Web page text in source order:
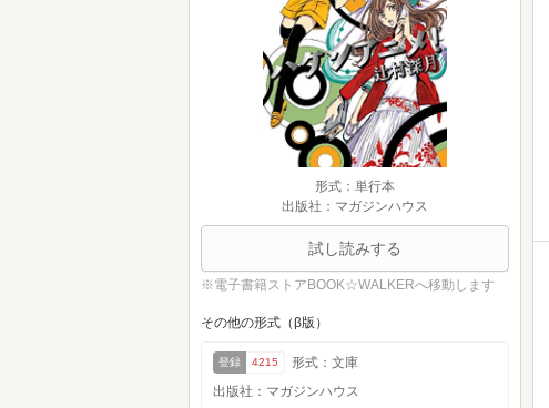
形式：単行本
出版社：マガジンハウス
試し読みする
※電子書籍ストアBOOK☆WALKERへ移動します
その他の形式（β版）
登録 4215
形式：文庫
出版社：マガジンハウス